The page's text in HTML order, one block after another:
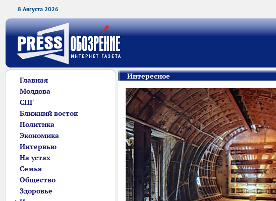
8 Августа 2026
Главная
Молдова
СНГ
Ближний восток
Политика
Экономика
Интервью
На устах
Семья
Общество
Здоровье
Интересное